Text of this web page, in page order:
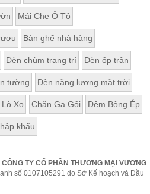
Mái Che Ô Tô
Bàn ghế nhà hàng
Đèn chùm trang trí Đèn ốp trần
tường Đèn năng lượng mặt trời
Xo Chăn Ga Gối Đệm Bông Ép
khẩu
CÔNG TY CỔ PHẦN THƯƠNG MẠI VƯƠNG
số 0107105291 do Sở Kế hoạch và Đầu